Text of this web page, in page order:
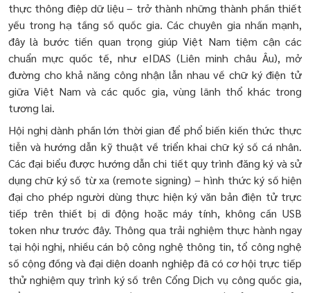
thực thông điệp dữ liệu – trở thành những thành phần thiết
yếu trong hạ tầng số quốc gia. Các chuyên gia nhấn mạnh,
đây là bước tiến quan trọng giúp Việt Nam tiệm cận các
chuẩn mực quốc tế, như eIDAS (Liên minh châu Âu), mở
đường cho khả năng công nhận lẫn nhau về chữ ký điện tử
giữa Việt Nam và các quốc gia, vùng lãnh thổ khác trong
tương lai.
Hội nghị dành phần lớn thời gian để phổ biến kiến thức thực
tiễn và hướng dẫn kỹ thuật về triển khai chữ ký số cá nhân.
Các đại biểu được hướng dẫn chi tiết quy trình đăng ký và sử
dụng chữ ký số từ xa (remote signing) – hình thức ký số hiện
đại cho phép người dùng thực hiện ký văn bản điện tử trực
tiếp trên thiết bị di động hoặc máy tính, không cần USB
token như trước đây. Thông qua trải nghiệm thực hành ngay
tại hội nghị, nhiều cán bộ công nghệ thông tin, tổ công nghệ
số cộng đồng và đại diện doanh nghiệp đã có cơ hội trực tiếp
thử nghiệm quy trình ký số trên Cổng Dịch vụ công quốc gia,